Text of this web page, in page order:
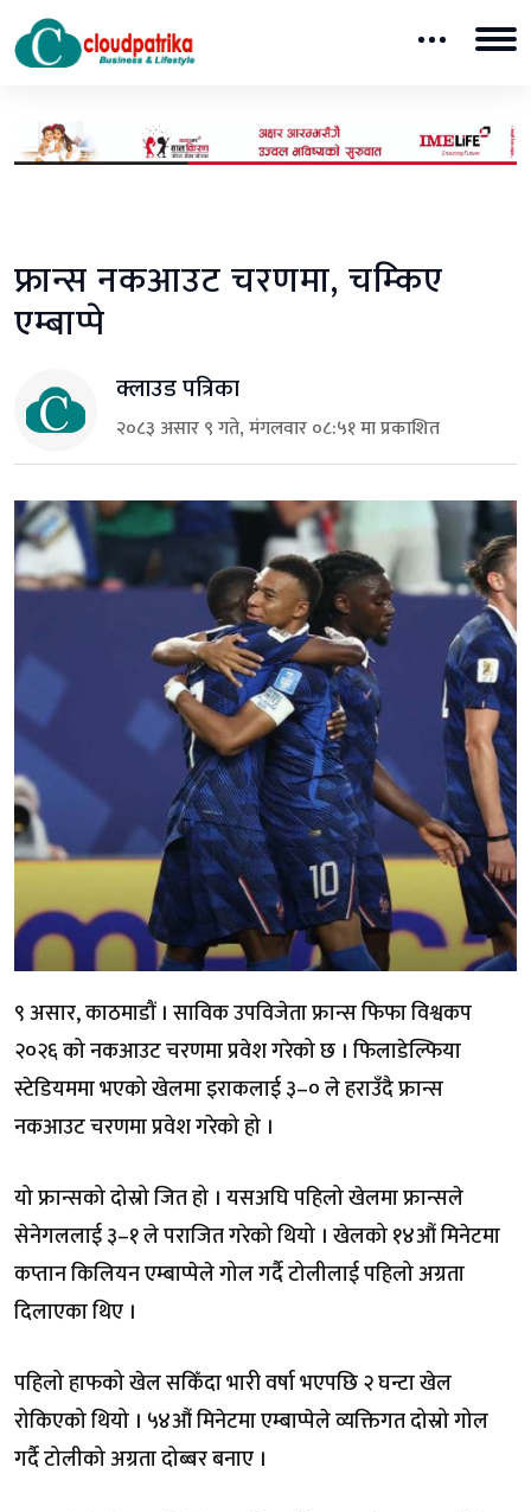
फ्रान्स नकआउट चरणमा, चम्किए
एम्बाप्पे
क्लाउड पत्रिका
२०८३ असार ९ गते, मंगलवार ०८:५१ मा प्रकाशित
९ असार, काठमाडौं । साविक उपविजेता फ्रान्स फिफा विश्वकप
२०२६ को नकआउट चरणमा प्रवेश गरेको छ । फिलाडेल्फिया
स्टेडियममा भएको खेलमा इराकलाई ३–० ले हराउँदै फ्रान्स
नकआउट चरणमा प्रवेश गरेको हो ।
यो फ्रान्सको दोस्रो जित हो । यसअघि पहिलो खेलमा फ्रान्सले
सेनेगललाई ३–१ ले पराजित गरेको थियो । खेलको १४औं मिनेटमा
कप्तान किलियन एम्बाप्पेले गोल गर्दै टोलीलाई पहिलो अग्रता
दिलाएका थिए ।
पहिलो हाफको खेल सकिँदा भारी वर्षा भएपछि २ घन्टा खेल
रोकिएको थियो । ५४औं मिनेटमा एम्बाप्पेले व्यक्तिगत दोस्रो गोल
गर्दै टोलीको अग्रता दोब्बर बनाए ।